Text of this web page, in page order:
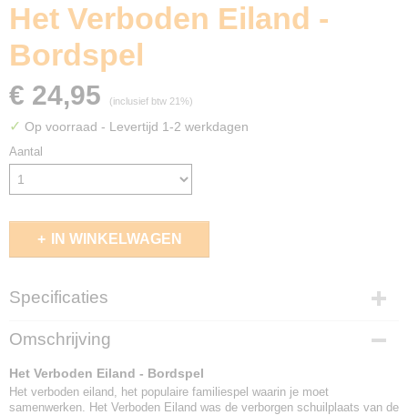
Het Verboden Eiland -
Bordspel
€ 24,95 (inclusief btw 21%)
✓ Op voorraad - Levertijd 1-2 werkdagen
Aantal
IN WINKELWAGEN
Specificaties
EAN code
8718026300388
Omschrijving
Het Verboden Eiland - Bordspel
Het verboden eiland, het populaire familiespel waarin je moet
samenwerken. Het Verboden Eiland was de verborgen schuilplaats van de